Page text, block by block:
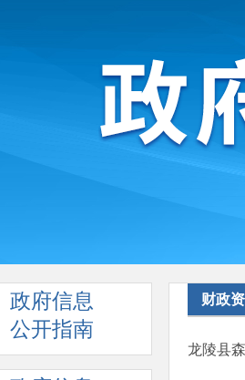
政府信息
公开指南
财政
龙陵县